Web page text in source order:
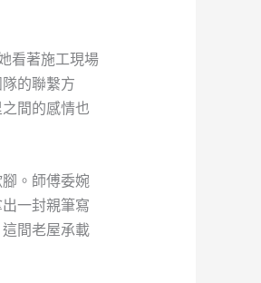
看著施工現場
的聯繫方
間的感情也
。師傅委婉
一封親筆寫
間老屋承載